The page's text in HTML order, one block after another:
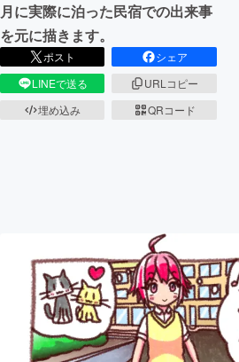
月に実際に泊った民宿での出来事
を元に描きます。
ポスト
シェア
LINEで送る
URLコピー
埋め込み
QRコード